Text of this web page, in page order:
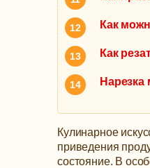
Как
Как
Кулинарное
приведения
состояние. В